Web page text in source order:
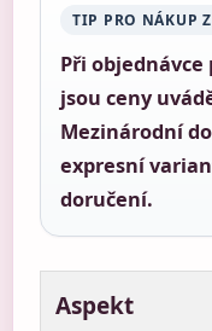
TIP PRO NÁKUP
Při objednávce
jsou ceny
Mezinárodní
expresní
doručení.
Aspekt